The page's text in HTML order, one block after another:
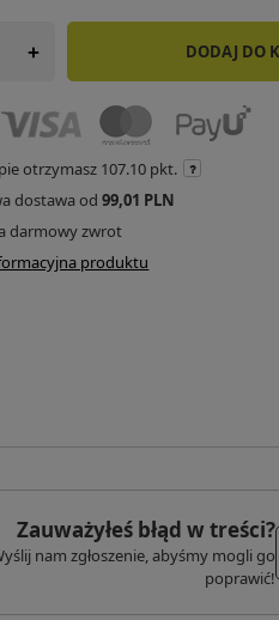
+ DODAJ DO
otrzymasz 107.10 pkt.
dostawa od99,01 PLN
darmowy zwrot
produktu
Zauważyłeś błąd w treści?
nam zgłoszenie, abyśmy mogli go
poprawić!